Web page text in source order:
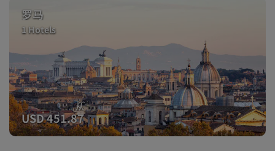
罗马
1 Hotels
从
USD 451.87